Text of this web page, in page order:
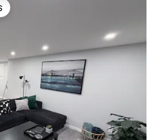
les plus aimés